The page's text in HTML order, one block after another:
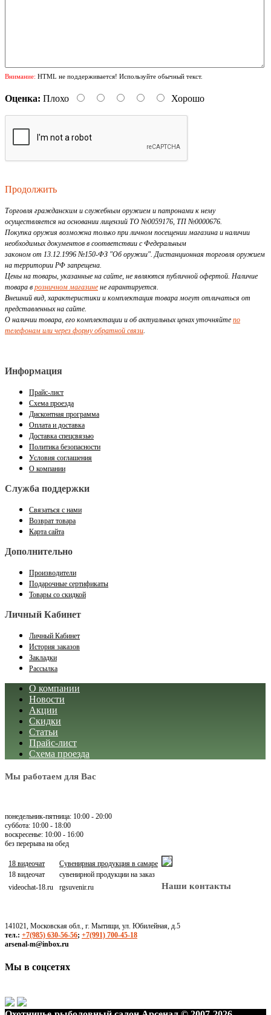
Внимание: HTML не поддерживается! Используйте обычный текст.
Оценка: Плохо Хорошо
Продолжить
Торговля гражданским и служебным оружием и патронами к нему
осуществляется на основании лицензий ТО №0059176, ТП №0000676.
Покупка оружия возможна только при личном посещении магазина и наличии
необходимых документов в соответствии с Федеральным
законом от 13.12.1996 №150-ФЗ "Об оружии". Дистанционная торговля оружием
на территории РФ запрещена.
Цены на товары, указанные на сайте, не являются публичной офертой. Наличие
товара в розничном магазине не гарантируется.
Внешний вид, характеристики и комплектация товара могут отличаться от
представленных на сайте.
О наличии товара, его комплектации и об актуальных ценах уточняйте по
телефонам или через форму обратной связи.
Информация
Прайс-лист
Схема проезда
Дисконтная программа
Оплата и доставка
Доставка спецсвязью
Политика безопасности
Условия соглашения
О компании
Служба поддержки
Связаться с нами
Возврат товара
Карта сайта
Дополнительно
Производители
Подарочные сертификаты
Товары со скидкой
Личный Кабинет
Личный Кабинет
История заказов
Закладки
Рассылка
О компании
Новости
Акции
Скидки
Статьи
Прайс-лист
Схема проезда
Мы работаем для Вас
понедельник-пятница: 10:00 - 20:00
суббота: 10:00 - 18:00
воскресенье: 10:00 - 16:00
без перерыва на обед
18 видеочат
18 видеочат
videochat-18.ru
Сувенирная продукция в самаре
сувенирной продукции на заказ
rgsuvenir.ru
Наши контакты
141021, Московская обл., г. Мытищи, ул. Юбилейная, д.5
тел.: +7(985) 630-56-56; +7(991) 700-45-18
arsenal-m@inbox.ru
Мы в соцсетях